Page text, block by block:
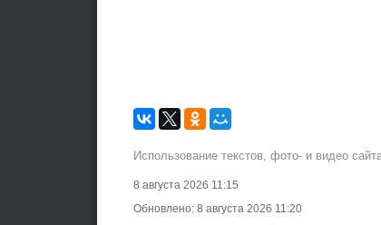
Использование текстов, фото- и видео
8 августа 2026 11:15
Обновлено: 8 августа 2026 11:20